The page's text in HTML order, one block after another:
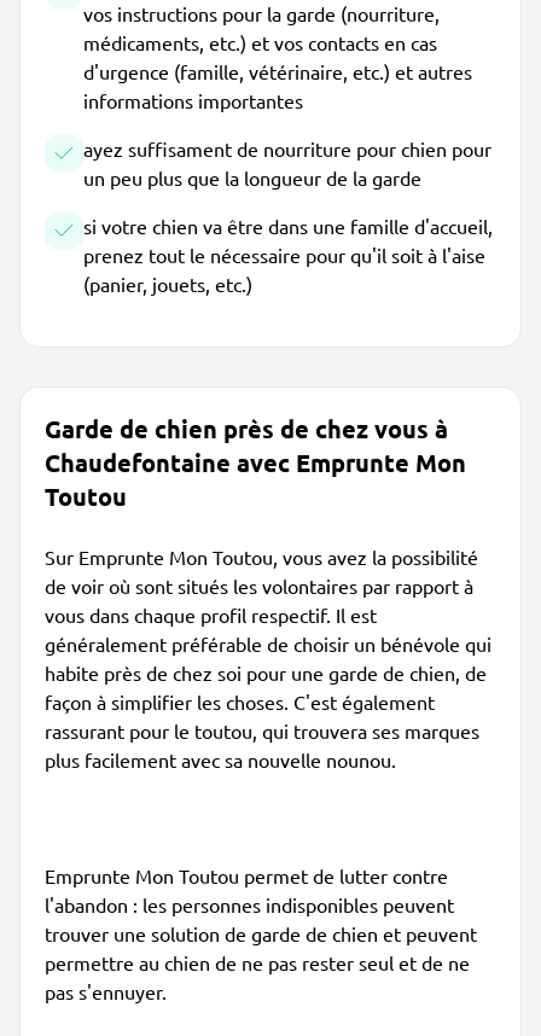
vos instructions pour la garde (nourriture,
médicaments, etc.) et vos contacts en cas
d'urgence (famille, vétérinaire, etc.) et autres
informations importantes
ayez suffisament de nourriture pour chien pour
un peu plus que la longueur de la garde
si votre chien va être dans une famille d'accueil,
prenez tout le nécessaire pour qu'il soit à l'aise
(panier, jouets, etc.)
Garde de chien près de chez vous à
Chaudefontaine avec Emprunte Mon
Toutou
Sur Emprunte Mon Toutou, vous avez la possibilité
de voir où sont situés les volontaires par rapport à
vous dans chaque profil respectif. Il est
généralement préférable de choisir un bénévole qui
habite près de chez soi pour une garde de chien, de
façon à simplifier les choses. C'est également
rassurant pour le toutou, qui trouvera ses marques
plus facilement avec sa nouvelle nounou.
Emprunte Mon Toutou permet de lutter contre
l'abandon : les personnes indisponibles peuvent
trouver une solution de garde de chien et peuvent
permettre au chien de ne pas rester seul et de ne
pas s'ennuyer.